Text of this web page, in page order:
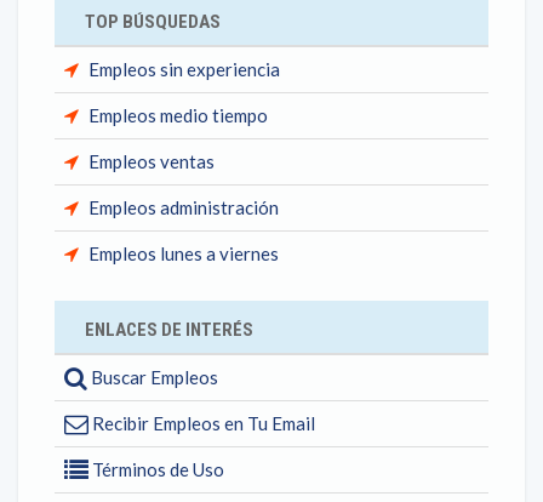
TOP BÚSQUEDAS
Empleos sin experiencia
Empleos medio tiempo
Empleos ventas
Empleos administración
Empleos lunes a viernes
ENLACES DE INTERÉS
Buscar Empleos
Recibir Empleos en Tu Email
Términos de Uso